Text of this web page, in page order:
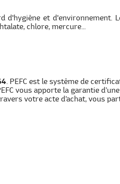
d'hygiène et d'environnement.
chlore, mercure...
. PEFC est le système de
vous apporte la garantie
votre acte d’achat, vous